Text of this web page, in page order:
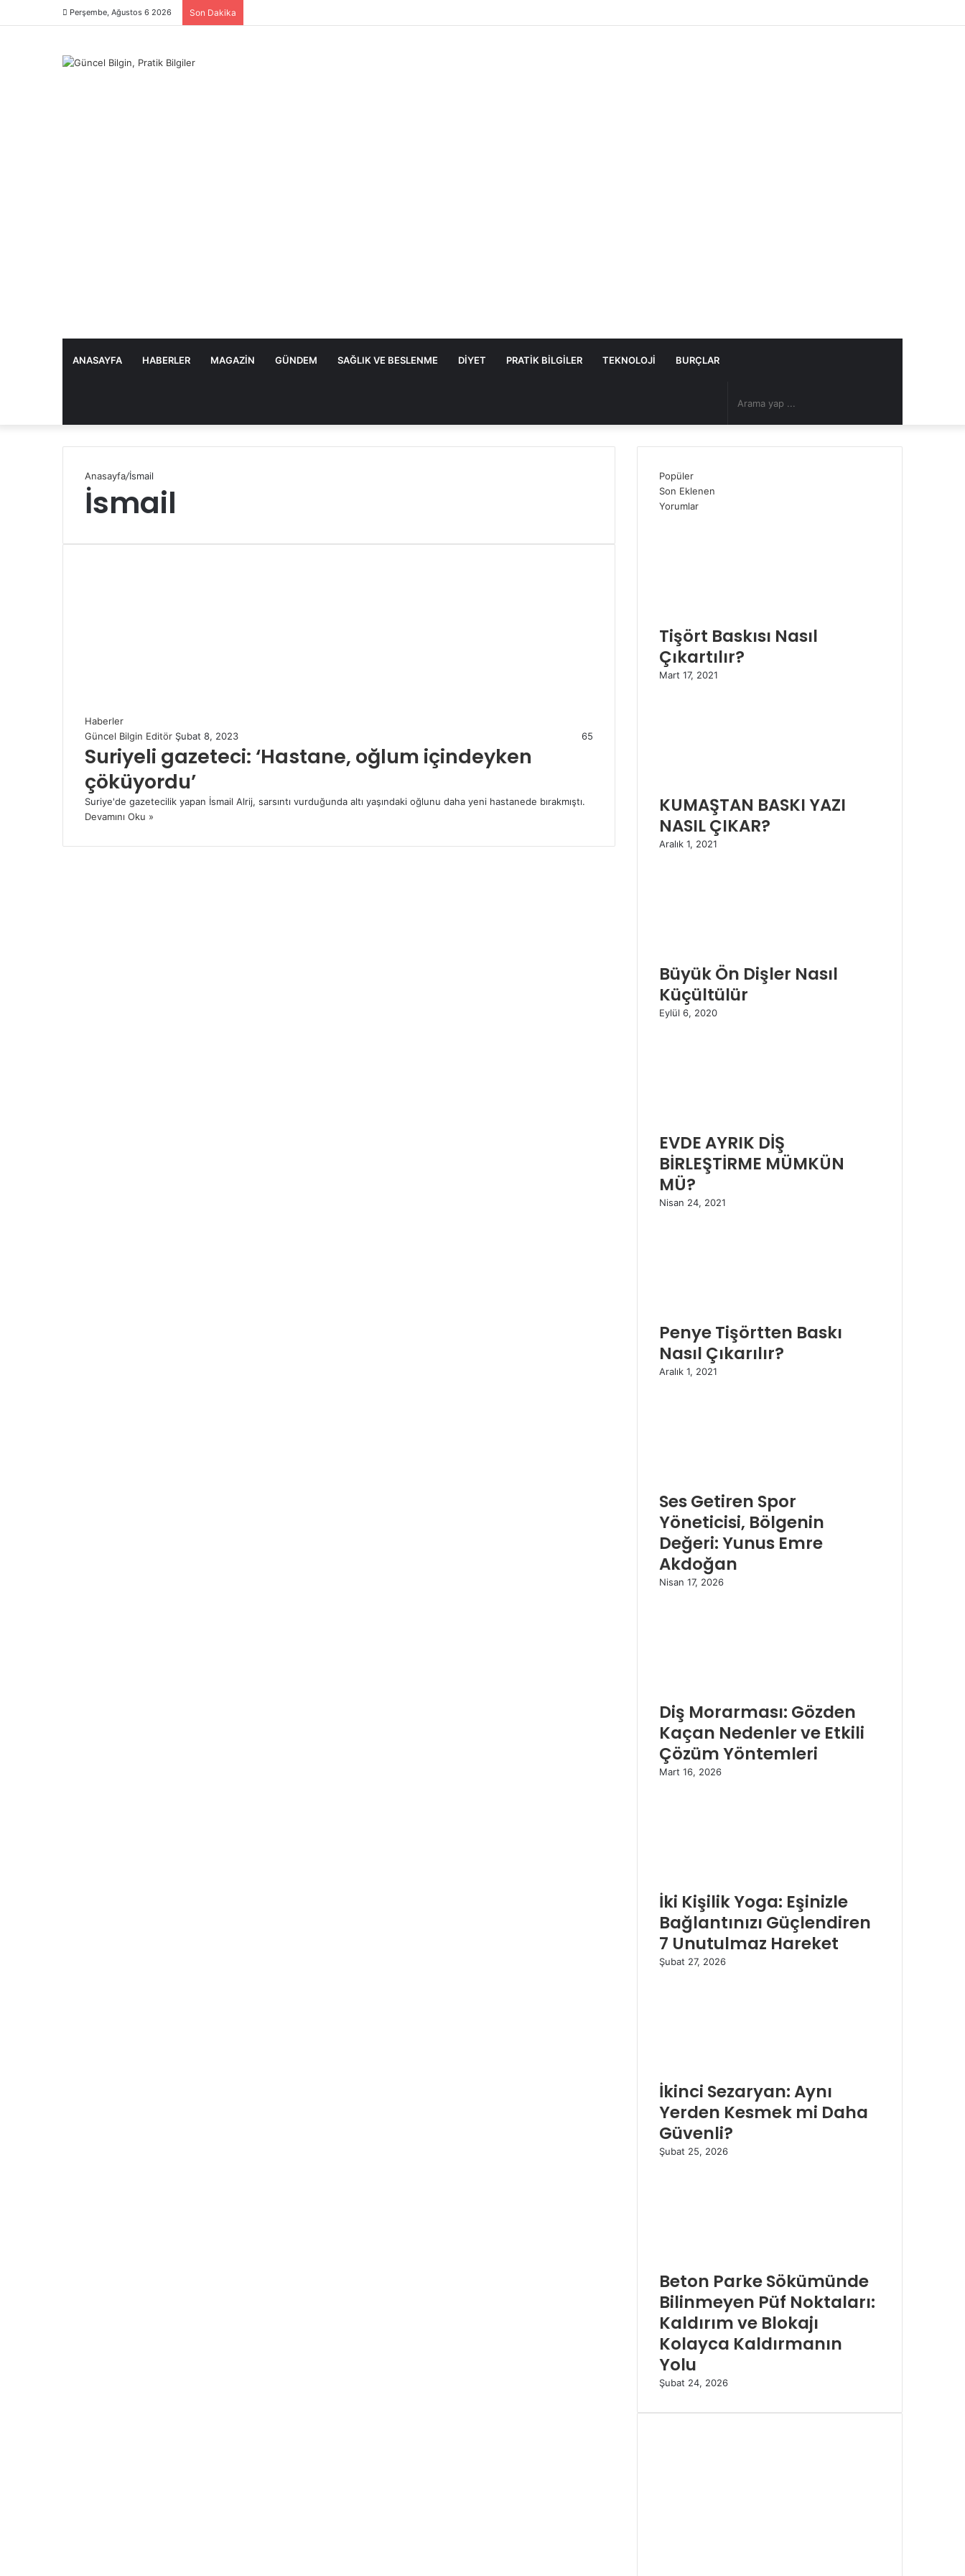
Perşembe, Ağustos 6 2026 Son Dakika
ANASAYFA HABERLER MAGAZIN GÜNDEM SAĞLIK VE BESLENME DIYET PRATIK BILGILER TEKNOLOJI BURÇLAR
yap
Rastgele
Makale
Anasayfa/İsmail
İsmail
Haberler
Güncel Bilgin Editör Şubat 8, 2023 65
Suriyeli gazeteci: ‘Hastane, oğlum içindeyken
çöküyordu’
Suriye'de gazetecilik yapan İsmail Alrij, sarsıntı vurduğunda altı yaşındaki oğlunu daha yeni hastanede bırakmıştı.
Devamını Oku »
Popüler
Son Eklenen
Yorumlar
Tişört Baskısı Nasıl
Çıkartılır?
Mart 17, 2021
KUMAŞTAN BASKI YAZI
NASIL ÇIKAR?
Aralık 1, 2021
Büyük Ön Dişler Nasıl
Küçültülür
Eylül 6, 2020
EVDE AYRIK DİŞ
BİRLEŞTİRME MÜMKÜN
MÜ?
Nisan 24, 2021
Penye Tişörtten Baskı
Nasıl Çıkarılır?
Aralık 1, 2021
Ses Getiren Spor
Yöneticisi, Bölgenin
Değeri: Yunus Emre
Akdoğan
Nisan 17, 2026
Diş Morarması: Gözden
Kaçan Nedenler ve Etkili
Çözüm Yöntemleri
Mart 16, 2026
İki Kişilik Yoga: Eşinizle
Bağlantınızı Güçlendiren
7 Unutulmaz Hareket
Şubat 27, 2026
İkinci Sezaryan: Aynı
Yerden Kesmek mi Daha
Güvenli?
Şubat 25, 2026
Beton Parke Sökümünde
Bilinmeyen Püf Noktaları:
Kaldırım ve Blokajı
Kolayca Kaldırmanın
Yolu
Şubat 24, 2026